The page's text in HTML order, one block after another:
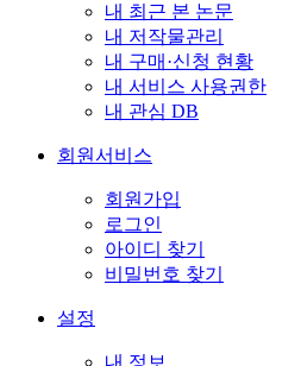
내 최근 본 논문
내 저작물관리
내 구매·신청 현황
내 서비스 사용권한
내 관심 DB
회원서비스
회원가입
로그인
아이디 찾기
비밀번호 찾기
설정
내 정보